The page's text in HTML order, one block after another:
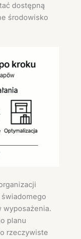
dostępną
środowisko
wyposażenia.
planu
rzeczywiste